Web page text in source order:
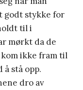
godt stykke for
til i
mørkt da de
ikke fram til
stå opp.
dro av